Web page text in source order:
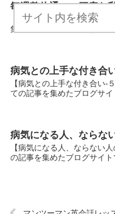
毎週整体通いの腰痛な
【毎週整体通いの腰痛な私
集めたブログサイトです。
病気との上手な付き合
【病気との上手な付き合い-
ての記事を集めたブログサイ
病気になる人、ならな
【病気になる人、ならない
の記事を集めたブログサイト